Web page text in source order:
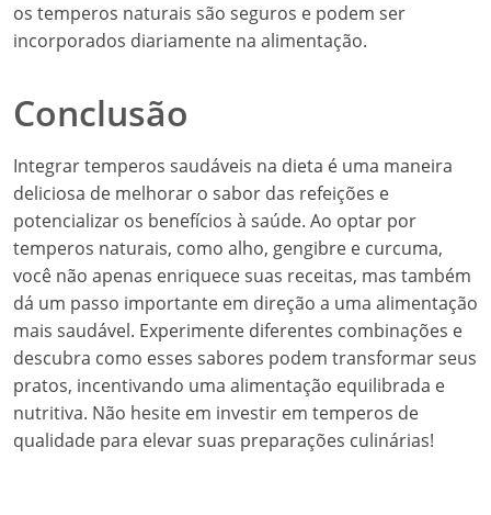
os temperos naturais são seguros e podem ser
incorporados diariamente na alimentação.
Conclusão
Integrar temperos saudáveis na dieta é uma maneira
deliciosa de melhorar o sabor das refeições e
potencializar os benefícios à saúde. Ao optar por
temperos naturais, como alho, gengibre e curcuma,
você não apenas enriquece suas receitas, mas também
dá um passo importante em direção a uma alimentação
mais saudável. Experimente diferentes combinações e
descubra como esses sabores podem transformar seus
pratos, incentivando uma alimentação equilibrada e
nutritiva. Não hesite em investir em temperos de
qualidade para elevar suas preparações culinárias!